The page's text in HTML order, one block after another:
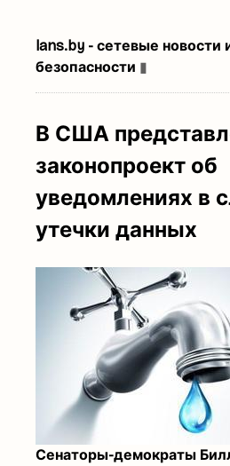
lans.by - сетевые новости
безопасности ▮
В США
законопроект об
уведомлениях в
утечки данных
Сенаторы-демократы